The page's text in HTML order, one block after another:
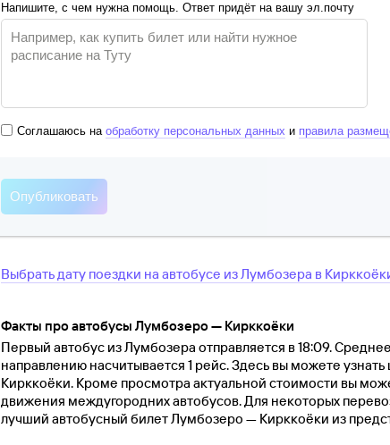
Напишите, с чем нужна помощь. Ответ придёт на вашу эл.почту
Соглашаюсь на обработку персональных данных и правила
Выбрать дату поездки на автобусе изЛумбозера в
Факты про автобусы Лумбозеро — Кирккоёки
Первый автобус из Лумбозера отправляется в 18:09.
направлению насчитывается 1 рейс. Здесь вы можете
Кирккоёки. Кроме просмотра актуальной стоимости вы
движения междугородних автобусов. Для некоторых
лучший автобусный билет Лумбозеро — Кирккоёки из